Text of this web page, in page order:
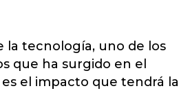
la tecnología, uno de los
que ha surgido en el
el impacto que tendrá la